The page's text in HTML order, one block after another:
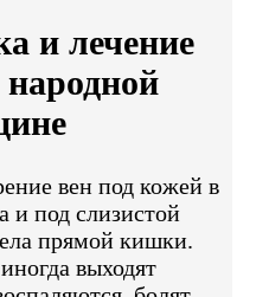
и лечение
вен под кожей в
и под слизистой
прямой кишки.
выходят